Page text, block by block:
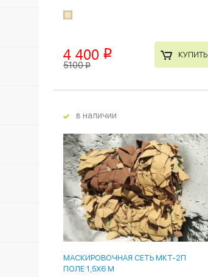
4 400 p
5100p
КУПИТЬ
в наличии
МАСКИРОВОЧНАЯ СЕТЬ МКТ-2П
ПОЛЕ 1,5Х6 М